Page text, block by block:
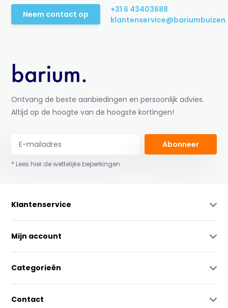
Neem contact op
+31 6 43403688
Ontvang de beste aanbiedingen en persoonlijk advies.
Altijd op de hoogte van de hoogste kortingen!
Abonneer
* Lees hier de wettelijke beperkingen
Klantenservice
Mijn account
Categorieën
Contact